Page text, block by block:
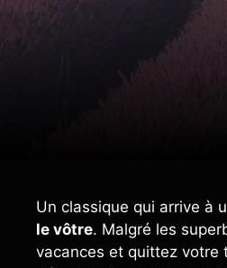
Un classique qui arrive à
le vôtre. Malgré les
vacances et quittez votre